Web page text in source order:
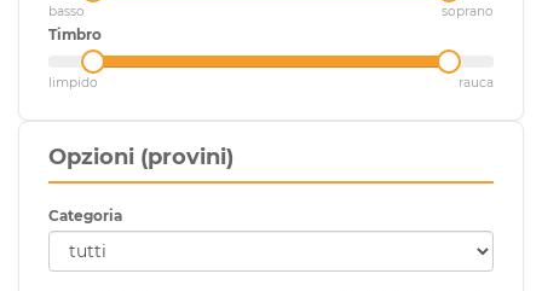
basso soprano
Timbro
limpido rauca
Opzioni (provini)
Categoria